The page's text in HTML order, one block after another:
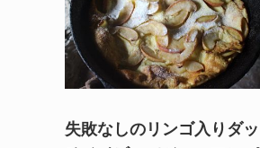
失敗なしのリンゴ入りダッ